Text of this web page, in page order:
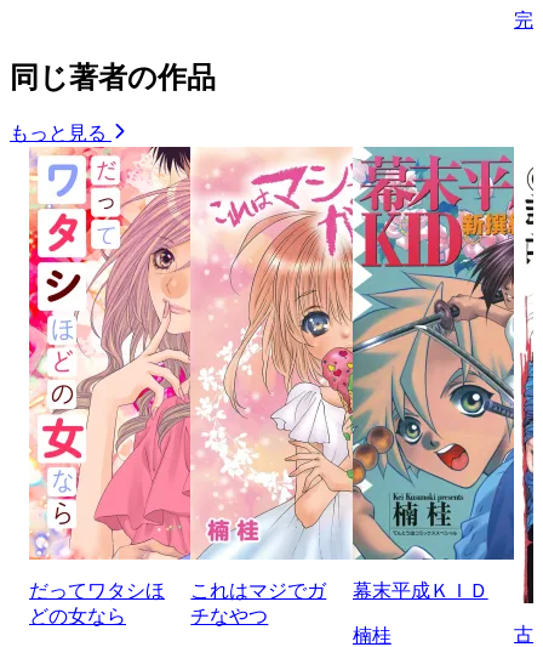
完
同じ著者の作品
もっと見る
だってワタシほ
どの女なら
これはマジでガ
チなやつ
幕末平成ＫＩＤ
楠桂
古